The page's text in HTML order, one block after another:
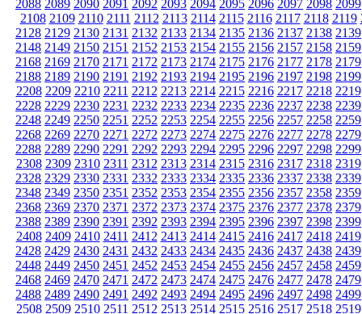
2088 2089 2090 2091 2092 2093 2094 2095 2096 2097 2098 2099
2108 2109 2110 2111 2112 2113 2114 2115 2116 2117 2118 2119
2128 2129 2130 2131 2132 2133 2134 2135 2136 2137 2138 2139
2148 2149 2150 2151 2152 2153 2154 2155 2156 2157 2158 2159
2168 2169 2170 2171 2172 2173 2174 2175 2176 2177 2178 2179
2188 2189 2190 2191 2192 2193 2194 2195 2196 2197 2198 2199
2208 2209 2210 2211 2212 2213 2214 2215 2216 2217 2218 2219
2228 2229 2230 2231 2232 2233 2234 2235 2236 2237 2238 2239
2248 2249 2250 2251 2252 2253 2254 2255 2256 2257 2258 2259
2268 2269 2270 2271 2272 2273 2274 2275 2276 2277 2278 2279
2288 2289 2290 2291 2292 2293 2294 2295 2296 2297 2298 2299
2308 2309 2310 2311 2312 2313 2314 2315 2316 2317 2318 2319
2328 2329 2330 2331 2332 2333 2334 2335 2336 2337 2338 2339
2348 2349 2350 2351 2352 2353 2354 2355 2356 2357 2358 2359
2368 2369 2370 2371 2372 2373 2374 2375 2376 2377 2378 2379
2388 2389 2390 2391 2392 2393 2394 2395 2396 2397 2398 2399
2408 2409 2410 2411 2412 2413 2414 2415 2416 2417 2418 2419
2428 2429 2430 2431 2432 2433 2434 2435 2436 2437 2438 2439
2448 2449 2450 2451 2452 2453 2454 2455 2456 2457 2458 2459
2468 2469 2470 2471 2472 2473 2474 2475 2476 2477 2478 2479
2488 2489 2490 2491 2492 2493 2494 2495 2496 2497 2498 2499
2508 2509 2510 2511 2512 2513 2514 2515 2516 2517 2518 2519